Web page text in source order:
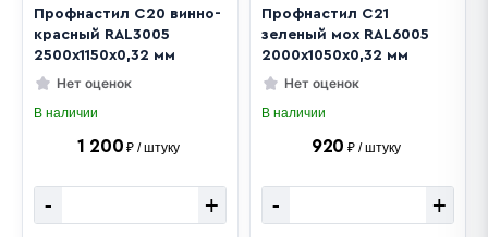
В наличии
Профнастил С20 винно-
красный RAL3005
2500х1150х0,32 мм
Нет оценок
1 200 ₽ / штуку
- +
В наличии
Профнастил С21
зеленый мох RAL6005
2000х1050х0,32 мм
Нет оценок
920 ₽ / штуку
- +